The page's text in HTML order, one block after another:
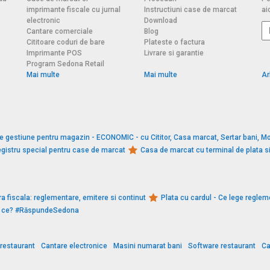
imprimante fiscale cu jurnal
electronic
Cantare comerciale
Cititoare coduri de bare
Imprimante POS
Program Sedona Retail
Mai multe
Instructiuni case de marcat
Download
Blog
Plateste o factura
Livrare si garantie
Mai multe
gestiune pentru magazin - ECONOMIC - cu Cititor, Casa marcat, Sertar bani,
special pentru case de marcat
Casa de marcat cu terminal de plata
fiscala: reglementare, emitere si continut
Plata cu cardul - Ce lege
#RăspundeSedona
Cantare electronice Masini numarat bani Software restaurant